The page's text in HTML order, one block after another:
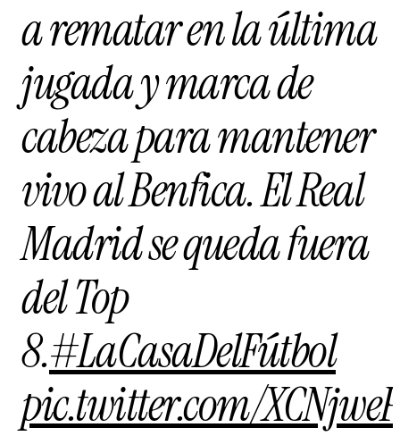
a rematar en la última
jugada y marca de
cabeza para mantener
vivo al Benfica. El Real
Madrid se queda fuera
del Top
8.#LaCasaDelFútbol
pic.twitter.com/